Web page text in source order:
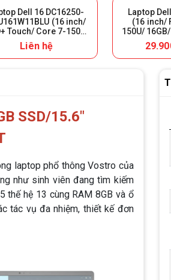
Dell 16 DC16250-
(16 inch/
Touch/ Core 7-150U/
SSD 1TB/ WIN11/
Office 2024/ Black)
Liên hệ
Laptop
(16 inch/
150U/ 16GB/
MX570A
SSD/15.6"
laptop phổ thông Vostro của
như sinh viên đang tìm kiếm
hệ 13 cùng RAM 8GB và ổ
tác vụ đa nhiệm, thiết kế đơn